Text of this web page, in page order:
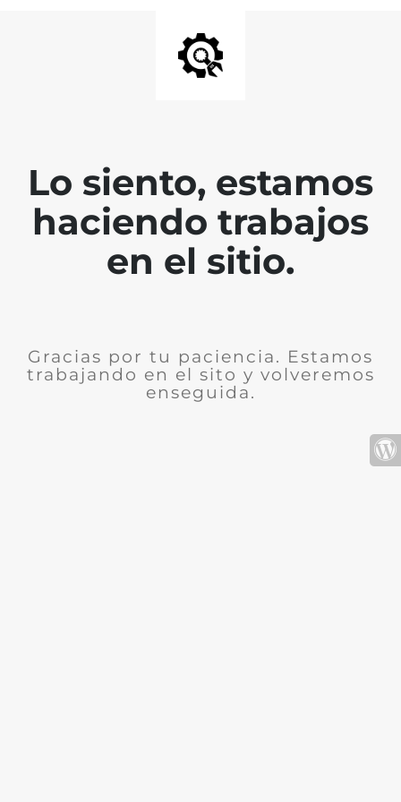
Lo siento, estamos
haciendo trabajos
en el sitio.
Gracias por tu paciencia. Estamos
trabajando en el sito y volveremos
enseguida.